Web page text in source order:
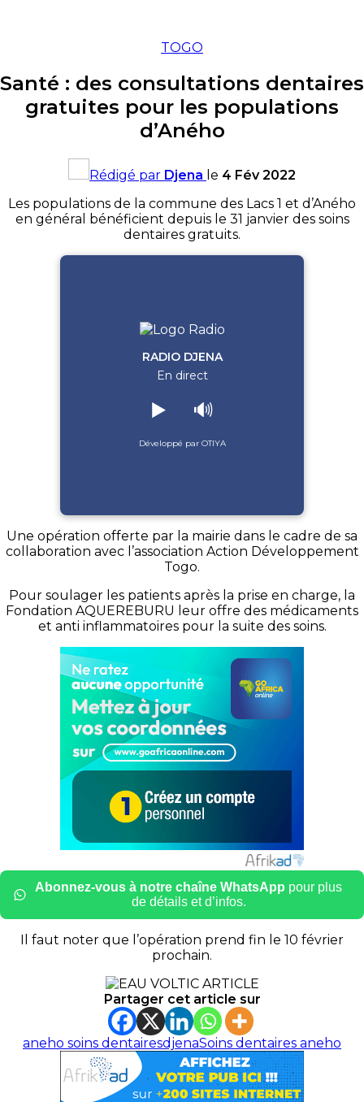
TOGO
Santé : des consultations dentaires
gratuites pour les populations
d’Aného
Rédigé par Djena le 4 Fév 2022
Les populations de la commune des Lacs 1 et d’Aného
en général bénéficient depuis le 31 janvier des soins
dentaires gratuits.
RADIO DJENA
En direct
▶️ 🔊
Développé par OTIYA
Une opération offerte par la mairie dans le cadre de sa
collaboration avec l’association Action Développement
Togo.
Pour soulager les patients après la prise en charge, la
Fondation AQUEREBURU leur offre des médicaments
et anti inflammatoires pour la suite des soins.
Abonnez-vous à notre chaîne WhatsApp pour plus
de détails et d’infos.
Il faut noter que l’opération prend fin le 10 février
prochain.
Partager cet article sur
aneho soins dentairesdjenaSoins dentaires aneho